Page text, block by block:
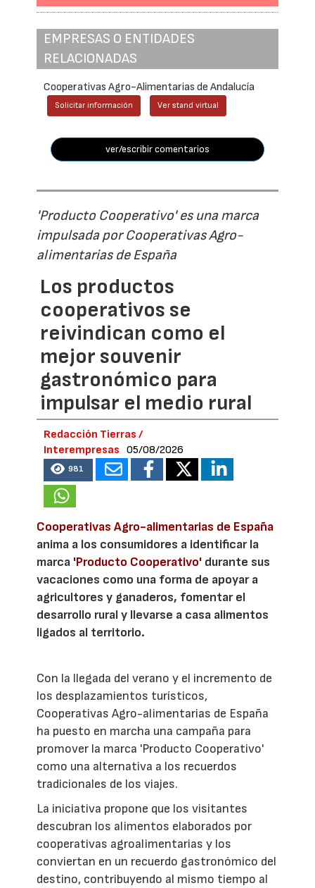
EMPRESAS O ENTIDADES
RELACIONADAS
Cooperativas Agro-Alimentarias de Andalucía
Solicitar información Ver stand virtual
ver/escribir comentarios
'Producto Cooperativo' es una marca
impulsada por Cooperativas Agro-
alimentarias de España
Los productos
cooperativos se
reivindican como el
mejor souvenir
gastronómico para
impulsar el medio rural
Redacción Tierras /
Interempresas
05/08/2026
981
Cooperativas Agro-alimentarias de España
anima a los consumidores a identificar la
marca 'Producto Cooperativo' durante sus
vacaciones como una forma de apoyar a
agricultores y ganaderos, fomentar el
desarrollo rural y llevarse a casa alimentos
ligados al territorio.
Con la llegada del verano y el incremento de
los desplazamientos turísticos,
Cooperativas Agro-alimentarias de España
ha puesto en marcha una campaña para
promover la marca 'Producto Cooperativo'
como una alternativa a los recuerdos
tradicionales de los viajes.
La iniciativa propone que los visitantes
descubran los alimentos elaborados por
cooperativas agroalimentarias y los
conviertan en un recuerdo gastronómico del
destino, contribuyendo al mismo tiempo al